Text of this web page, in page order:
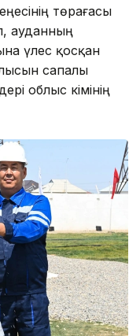
төрағасы
ауданның
үлес қосқан
сапалы
облыс әкімінің